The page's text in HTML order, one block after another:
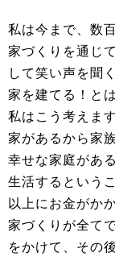
私は今まで、数
家づくりを通じ
して笑い声を聞
家を建てる！と
私はこう考えます
家があるから家
幸せな家庭があ
生活するという
以上にお金がか
家づくりが全て
をかけて、その